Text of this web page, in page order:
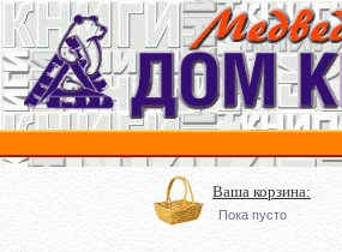
Ваша корзина:
Пока пусто